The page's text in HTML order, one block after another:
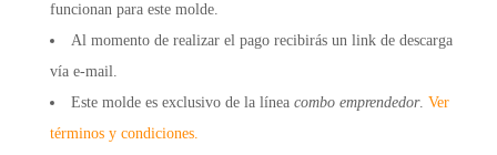
funcionan para este molde.
Al momento de realizar el pago recibirás un link de descarga
vía e-mail.
Este molde es exclusivo de la línea combo emprendedor. Ver
términos y condiciones.